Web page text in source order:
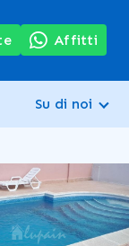
Affitti
Su di noi